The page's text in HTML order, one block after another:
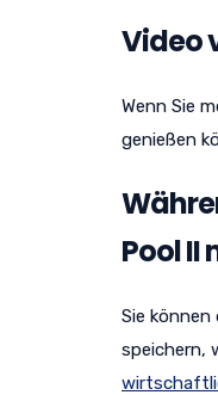
Video
Wenn Sie
genießen
Pool
Sie können
speichern,